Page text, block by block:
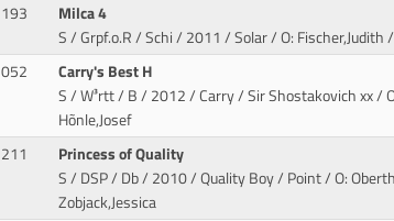
193
Milca 4
S / Grpf.o.R / Schi / 2011 / Solar/ O: Fischer,Judith
052
Carry's Best H
S / W³rtt / B / 2012 / Carry / Sir Shostakovich xx/
Hõnle,Josef
211
Princess of Quality
S / DSP / Db / 2010 / Quality Boy / Point/ O:
Zobjack,Jessica